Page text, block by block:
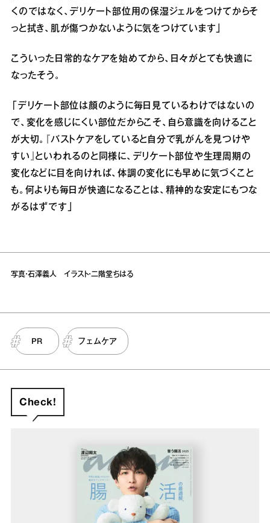
くのではなく、デリケート部位用の保湿ジェルをつけてからそ
っと拭き、肌が傷つかないように気をつけています」
こういった日常的なケアを始めてから、日々がとても快適に
なったそう。
「デリケート部位は顔のように毎日見ているわけではないの
で、変化を感じにくい部位だからこそ、自ら意識を向けること
が大切。『バストケアをしていると自分で乳がんを見つけや
すい』といわれるのと同様に、デリケート部位や生理周期の
変化などに目を向ければ、体調の変化にも早めに気づくこと
も。何よりも毎日が快適になることは、精神的な安定にもつな
がるはずです」
写真・石澤義人 イラスト・二階堂ちはる
PR フェムケア
Check!